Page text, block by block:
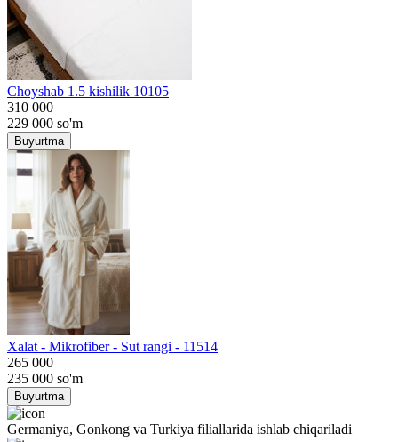
Choyshab 1.5 kishilik 10105
310 000
229 000 so'm
Buyurtma
Хalat - Mikrofiber - Sut rangi - 11514
265 000
235 000 so'm
Buyurtma
Germaniya, Gonkong va Turkiya filiallarida ishlab chiqariladi